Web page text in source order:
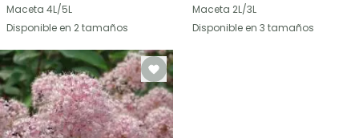
Maceta 4L/5L
Disponible en 2 tamaños
Maceta 2L/3L
Disponible en 3 tamaños